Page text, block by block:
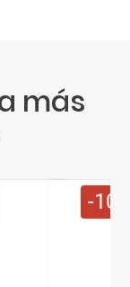
más
10